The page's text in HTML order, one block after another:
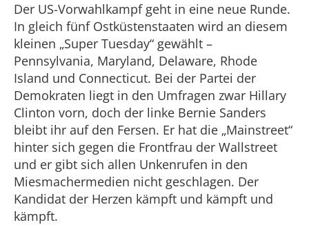
Der US-Vorwahlkampf geht in eine neue Runde.
In gleich fünf Ostküstenstaaten wird an diesem
kleinen „Super Tuesday“ gewählt –
Pennsylvania, Maryland, Delaware, Rhode
Island und Connecticut. Bei der Partei der
Demokraten liegt in den Umfragen zwar Hillary
Clinton vorn, doch der linke Bernie Sanders
bleibt ihr auf den Fersen. Er hat die „Mainstreet“
hinter sich gegen die Frontfrau der Wallstreet
und er gibt sich allen Unkenrufen in den
Miesmachermedien nicht geschlagen. Der
Kandidat der Herzen kämpft und kämpft und
kämpft.